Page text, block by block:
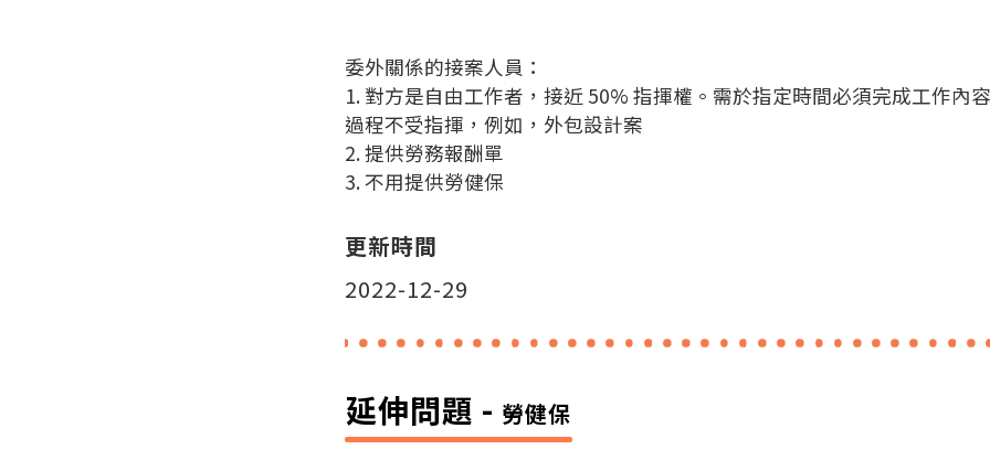
委外關係的接案人員：
1. 對方是自由工作者，接近 50% 指揮權。需於指定時間必須完成工作內
過程不受指揮，例如，外包設計案
2. 提供勞務報酬單
3. 不用提供勞健保
更新時間
2022-12-29
延伸問題 - 勞健保